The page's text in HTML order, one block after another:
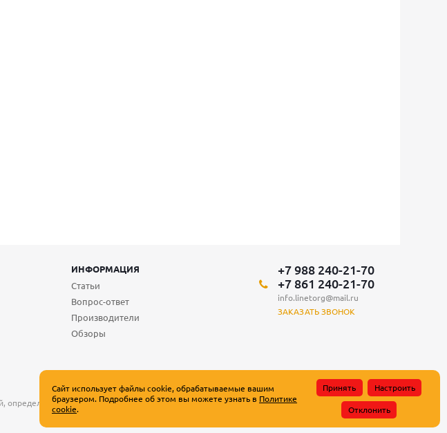
ИНФОРМАЦИЯ
Статьи
Вопрос-ответ
Производители
Обзоры
+7 988 240-21-70
+7 861 240-21-70
info.linetorg@mail.ru
ЗАКАЗАТЬ ЗВОНОК
положениями Статьи 437 Гражданского кодекса Российской Федерации.
Сайт использует файлы cookie, обрабатываемые вашим
браузером. Подробнее об этом вы можете узнать в Политике
cookie.
Принять
Настроить
Отклонить